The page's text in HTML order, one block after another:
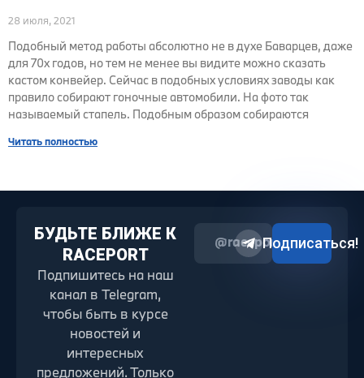
28 июля, 2021
Подобный метод работы абсолютно не в духе Баварцев, даже
для 70х годов, но тем не менее вы видите можно сказать
кастом конвейер. Сейчас в подобных условиях заводы как
правило собирают гоночные автомобили. На фото так
называемый стапель. Подобным образом собираются
Читать полностью
БУДЬТЕ БЛИЖЕ К
RACEPORT
Подпишитесь на наш
канал в Telegram,
чтобы быть в курсе
новостей и
интересных
предложений. Только
@raceport2022
Подписаться!